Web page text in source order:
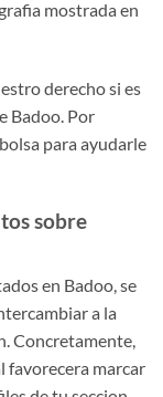
mostrada en
derecho si es
Badoo. Por
para ayudarle
sobre
en Badoo, se
a la
Concretamente,
favorecera marcar